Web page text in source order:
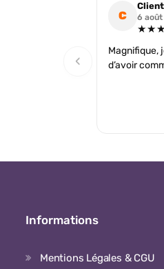
‹
C 6 août
Magnifique,
d’avoir
Informations
Mentions Légales & CGU